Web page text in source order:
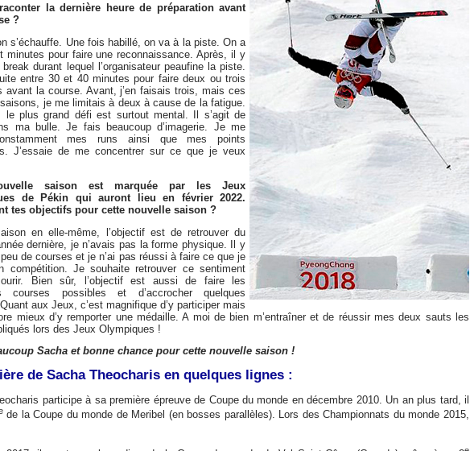
la dernière heure de préparation avant
?
s’échauffe. Une fois habillé, on va à la piste. On a
minutes pour faire une reconnaissance. Après, il y
durant lequel l’organisateur peaufine la piste.
entre 30 et 40 minutes pour faire deux ou trois
avant la course. Avant, j’en faisais trois, mais ces
je me limitais à deux à cause de la fatigue.
le plus grand défi est surtout mental. Il s’agit de
ma bulle. Je fais beaucoup d’imagerie. Je me
mes runs ainsi que mes points
J’essaie de me concentrer sur ce que je veux
saison est marquée par les Jeux
de Pékin qui auront lieu en février 2022.
tes objectifs pour cette nouvelle saison ?
en elle-même, l’objectif est de retrouver du
dernière, je n’avais pas la forme physique. Il y
de courses et je n’ai pas réussi à faire ce que je
compétition. Je souhaite retrouver ce sentiment
Bien sûr, l’objectif est aussi de faire les
courses possibles et d’accrocher quelques
aux Jeux, c’est magnifique d’y participer mais
mieux d’y remporter une médaille. A moi de bien m’entraîner et de réussir mes deux sauts les
lors des Jeux Olympiques !
Sacha et bonne chance pour cette nouvelle saison !
de Sacha Theocharis en quelques lignes :
participe à sa première épreuve de Coupe du monde en décembre 2010. Un an plus tard, il
de la Coupe du monde de Meribel (en bosses parallèles). Lors des Championnats du monde 2015,